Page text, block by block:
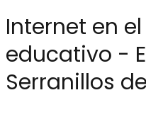
internet en el centro
educativo -
Serranillos